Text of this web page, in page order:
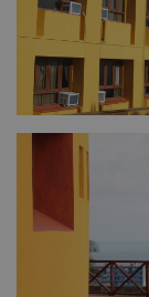
FULL SIZE